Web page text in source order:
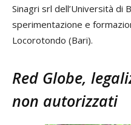
Sinagri srl dell’Università di
sperimentazione e
Locorotondo (Bari).
Red Globe,
non autorizzati